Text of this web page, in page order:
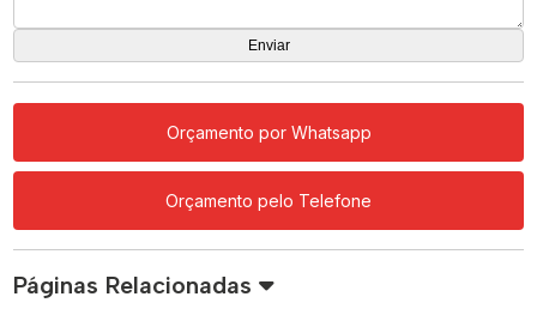
Orçamento por Whatsapp
Orçamento pelo Telefone
Páginas Relacionadas